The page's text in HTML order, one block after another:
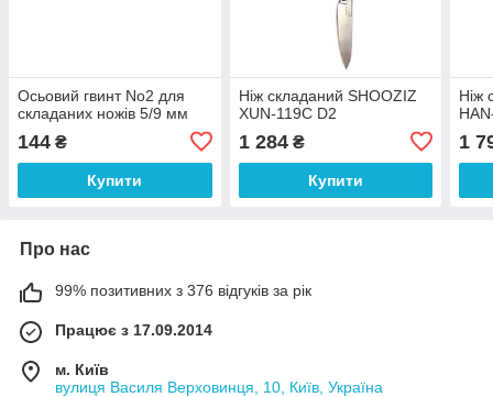
Осьовий гвинт No2 для
складаних ножів 5/9 мм
144 ₴
Купити
Ніж складаний SHOOZIZ
XUN-119C D2
1 284₴
Купити
Ніж
1
Про нас
99% позитивних з 376 відгуків за рік
Працює з 17.09.2014
м. Київ
вулиця Василя Верховинця, 10, Київ, Україна